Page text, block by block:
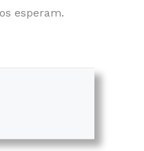
esperam.